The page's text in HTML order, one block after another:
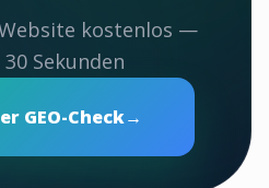
kostenlos —
Sekunden
GEO-Check→